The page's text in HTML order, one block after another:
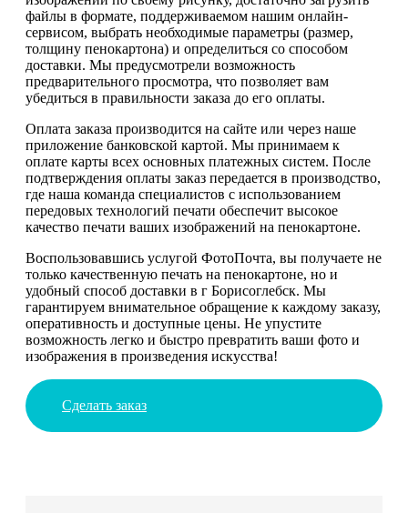
файлы в формате, поддерживаемом нашим онлайн-
сервисом, выбрать необходимые параметры (размер,
толщину пенокартона) и определиться со способом
доставки. Мы предусмотрели возможность
предварительного просмотра, что позволяет вам
убедиться в правильности заказа до его оплаты.
Оплата заказа производится на сайте или через наше
приложение банковской картой. Мы принимаем к
оплате карты всех основных платежных систем. После
подтверждения оплаты заказ передается в производство,
где наша команда специалистов с использованием
передовых технологий печати обеспечит высокое
качество печати ваших изображений на пенокартоне.
Воспользовавшись услугой ФотоПочта, вы получаете не
только качественную печать на пенокартоне, но и
удобный способ доставки в г Борисоглебск. Мы
гарантируем внимательное обращение к каждому заказу,
оперативность и доступные цены. Не упустите
возможность легко и быстро превратить ваши фото и
изображения в произведения искусства!
Сделать заказ